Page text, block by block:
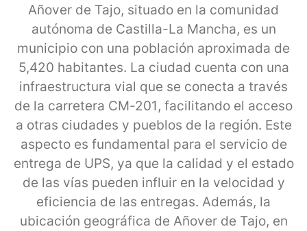
Añover de Tajo, situado en la comunidad
autónoma de Castilla-La Mancha, es un
municipio con una población aproximada de
5,420 habitantes. La ciudad cuenta con una
infraestructura vial que se conecta a través
de la carretera CM-201, facilitando el acceso
a otras ciudades y pueblos de la región. Este
aspecto es fundamental para el servicio de
entrega de UPS, ya que la calidad y el estado
de las vías pueden influir en la velocidad y
eficiencia de las entregas. Además, la
ubicación geográfica de Añover de Tajo, en